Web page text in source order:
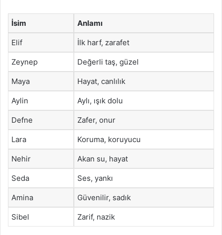
İsim Anlamı
Elif İlk harf, zarafet
Zeynep Değerli taş, güzel
Maya Hayat, canlılık
Aylin Aylı, ışık dolu
Defne Zafer, onur
Lara Koruma, koruyucu
Nehir Akan su, hayat
Seda Ses, yankı
Amina Güvenilir, sadık
Sibel Zarif, nazik